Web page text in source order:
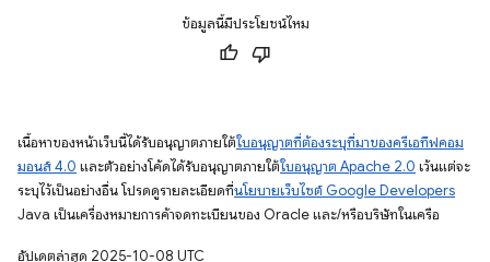
ข้อมูลนี้มีประโยชน์ไหม
เนื้อหาของหน้าเว็บนี้ได้รับอนุญาตภายใต้ใบอนุญาตที่ต้องระบุที่มาของครีเอทีฟคอม
มอนส์ 4.0 และตัวอย่างโค้ดได้รับอนุญาตภายใต้ใบอนุญาต Apache 2.0 เว้นแต่จะ
ระบุไว้เป็นอย่างอื่น โปรดดูรายละเอียดที่นโยบายเว็บไซต์ Google Developers
Java เป็นเครื่องหมายการค้าจดทะเบียนของ Oracle และ/หรือบริษัทในเครือ
อัปเดตล่าสุด 2025-10-08 UTC